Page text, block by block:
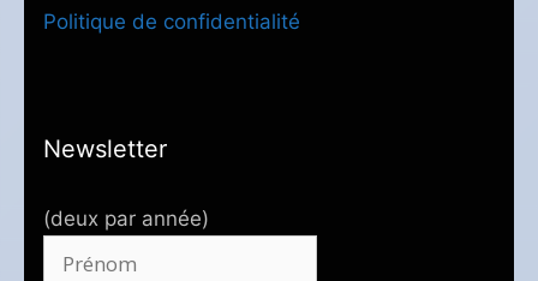
Politique de confidentialité
Newsletter
(deux par année)